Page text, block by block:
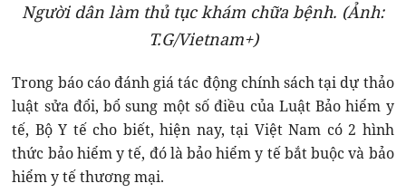
Người dân làm thủ tục khám chữa bệnh. (Ảnh:
T.G/Vietnam+)
Trong báo cáo đánh giá tác động chính sách tại dự thảo
luật sửa đổi, bổ sung một số điều của Luật Bảo hiểm y
tế, Bộ Y tế cho biết, hiện nay, tại Việt Nam có 2 hình
thức bảo hiểm y tế, đó là bảo hiểm y tế bắt buộc và bảo
hiểm y tế thương mại.